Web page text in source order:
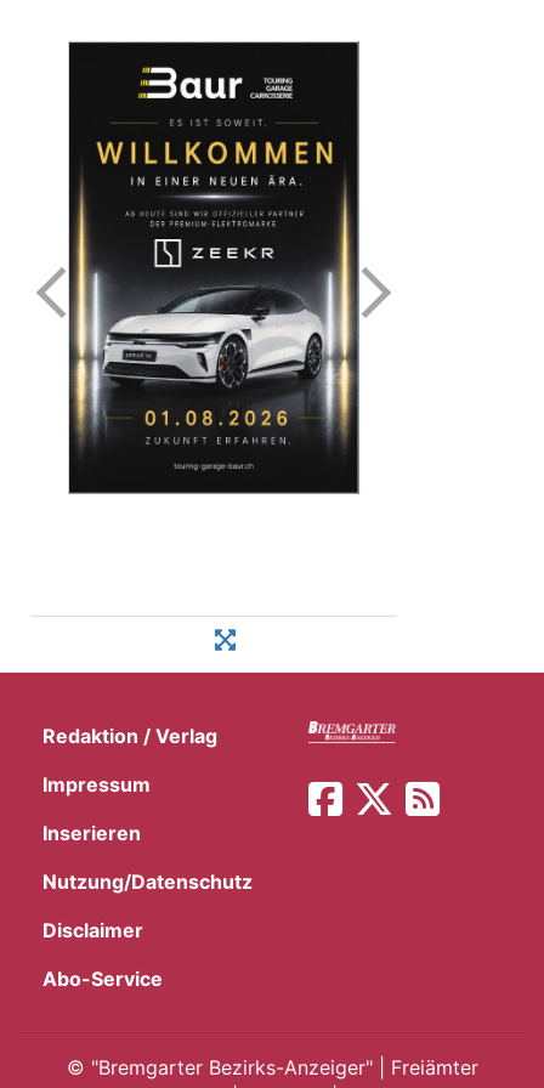
Redaktion / Verlag
Impressum
Inserieren
Nutzung/Datenschutz
Disclaimer
Abo-Service
© "Bremgarter Bezirks-Anzeiger" | Freiämter